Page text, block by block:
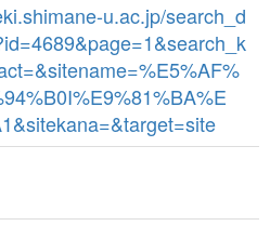
u.ac.jp/search_d